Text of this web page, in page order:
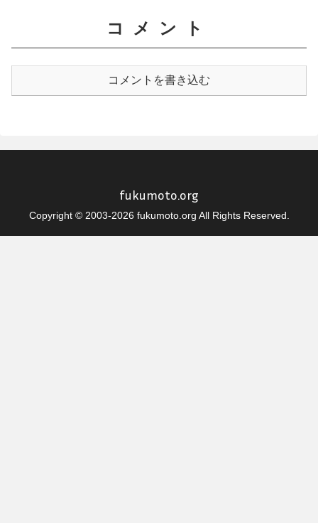
コメント
コメントを書き込む
fukumoto.org
Copyright © 2003-2026 fukumoto.org All Rights Reserved.